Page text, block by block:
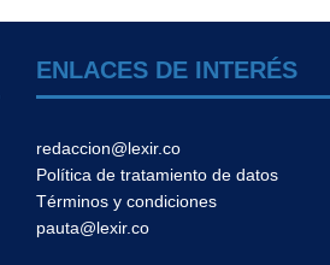
ENLACES DE INTERÉS
redaccion@lexir.co
Política de tratamiento de datos
Términos y condiciones
pauta@lexir.co